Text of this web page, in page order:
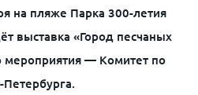
на пляже Парка 300-летия
выставка «Город песчаных
мероприятия — Комитет по